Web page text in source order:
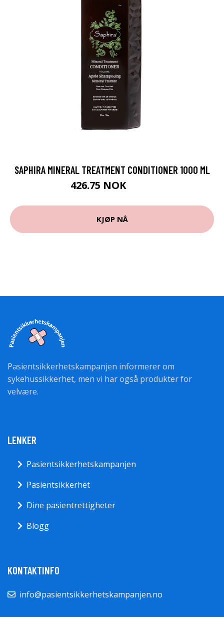
SAPHIRA MINERAL TREATMENT CONDITIONER 1000 ML
426.75 NOK
KJØP NÅ
Pasientsikkerhetskampanjen informerer om
sykehussikkerhet, men vi har også produkter for
velvære.
LENKER
Pasientsikkerhetskampanjen
Pasientsikkerhet
Dine pasientrettigheter
Blogg
KONTAKTINFO
info@pasientsikkerhetskampanjen.no